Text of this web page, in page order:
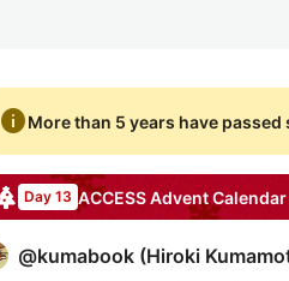
infoMore than 5 years have passed
Day 13 ACCESSAdvent Calendar
@kumabook (Hiroki